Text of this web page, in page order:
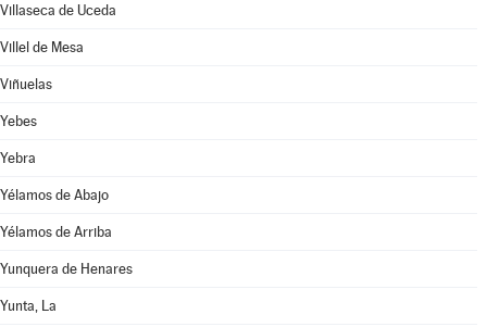
Villaseca de Uceda
Villel de Mesa
Viñuelas
Yebes
Yebra
Yélamos de Abajo
Yélamos de Arriba
Yunquera de Henares
Yunta, La